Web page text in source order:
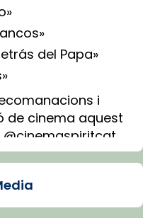
del Papa»
i
de cinema aquest
@cinemaspiritcat
(OpenAI)